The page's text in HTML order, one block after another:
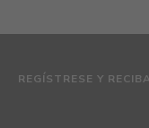
REGÍSTRESE Y